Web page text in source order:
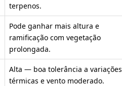
terpenos.
Pode ganhar mais altura e
ramificação com vegetação
prolongada.
Alta — boa tolerância a variações
térmicas e vento moderado.